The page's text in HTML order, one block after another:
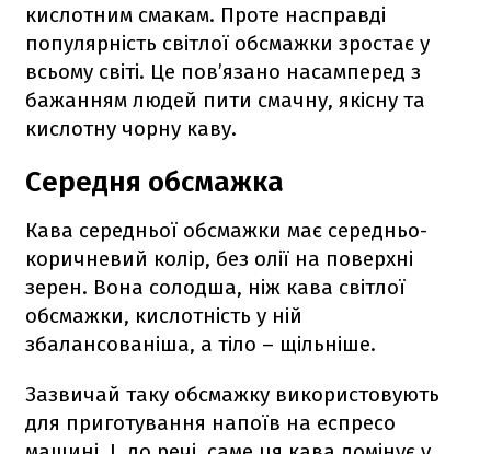
кислотним смакам. Проте насправді
популярність світлої обсмажки зростає у
всьому світі. Це пов’язано насамперед з
бажанням людей пити смачну, якісну та
кислотну чорну каву.
Середня обсмажка
Кава середньої обсмажки має середньо-
коричневий колір, без олії на поверхні
зерен. Вона солодша, ніж кава світлої
обсмажки, кислотність у ній
збалансованіша, а тіло – щільніше.
Зазвичай таку обсмажку використовують
для приготування напоїв на еспресо